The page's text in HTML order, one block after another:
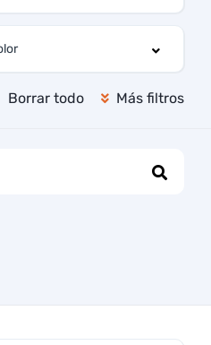
Borrar todo Más filtros